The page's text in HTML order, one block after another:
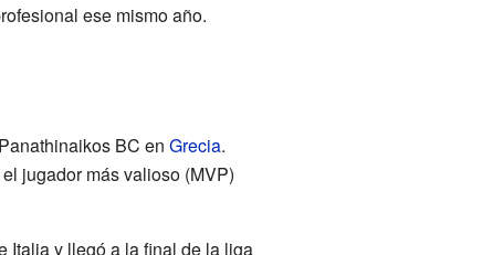
ese mismo año.
BC en Grecia.
jugador más valioso (MVP)
Italia y llegó a la final de la liga